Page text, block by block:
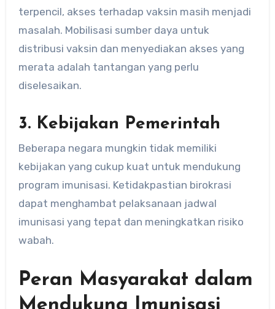
terpencil, akses terhadap vaksin masih menjadi
masalah. Mobilisasi sumber daya untuk
distribusi vaksin dan menyediakan akses yang
merata adalah tantangan yang perlu
diselesaikan.
3. Kebijakan Pemerintah
Beberapa negara mungkin tidak memiliki
kebijakan yang cukup kuat untuk mendukung
program imunisasi. Ketidakpastian birokrasi
dapat menghambat pelaksanaan jadwal
imunisasi yang tepat dan meningkatkan risiko
wabah.
Peran Masyarakat dalam